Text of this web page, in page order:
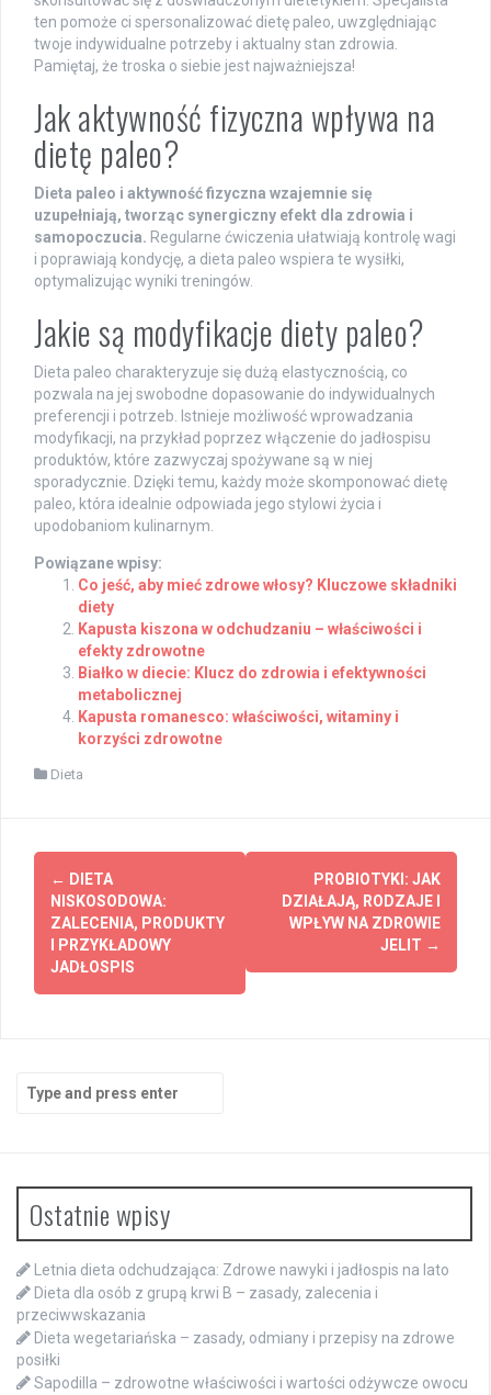
ten pomoże ci spersonalizować dietę paleo, uwzględniając
twoje indywidualne potrzeby i aktualny stan zdrowia.
Pamiętaj, że troska o siebie jest najważniejsza!
Jak aktywność fizyczna wpływa na
dietę paleo?
Dieta paleo i aktywność fizyczna wzajemnie się
uzupełniają, tworząc synergiczny efekt dla zdrowia i
samopoczucia. Regularne ćwiczenia ułatwiają kontrolę wagi
i poprawiają kondycję, a dieta paleo wspiera te wysiłki,
optymalizując wyniki treningów.
Jakie są modyfikacje diety paleo?
Dieta paleo charakteryzuje się dużą elastycznością, co
pozwala na jej swobodne dopasowanie do indywidualnych
preferencji i potrzeb. Istnieje możliwość wprowadzania
modyfikacji, na przykład poprzez włączenie do jadłospisu
produktów, które zazwyczaj spożywane są w niej
sporadycznie. Dzięki temu, każdy może skomponować dietę
paleo, która idealnie odpowiada jego stylowi życia i
upodobaniom kulinarnym.
Powiązane wpisy:
Co jeść, aby mieć zdrowe włosy? Kluczowe składniki
diety
Kapusta kiszona w odchudzaniu – właściwości i
efekty zdrowotne
Białko w diecie: Klucz do zdrowia i efektywności
metabolicznej
Kapusta romanesco: właściwości, witaminy i
korzyści zdrowotne
Dieta
Post
navigation
← DIETA
NISKOSODOWA:
ZALECENIA, PRODUKTY
I PRZYKŁADOWY
JADŁOSPIS
PROBIOTYKI: JAK
DZIAŁAJĄ, RODZAJE I
WPŁYW NA ZDROWIE
JELIT →
for:
Ostatnie wpisy
Letnia dieta odchudzająca: Zdrowe nawyki i jadłospis na lato
Dieta dla osób z grupą krwi B – zasady, zalecenia i
przeciwwskazania
Dieta wegetariańska – zasady, odmiany i przepisy na zdrowe
posiłki
Sapodilla – zdrowotne właściwości i wartości odżywcze owocu